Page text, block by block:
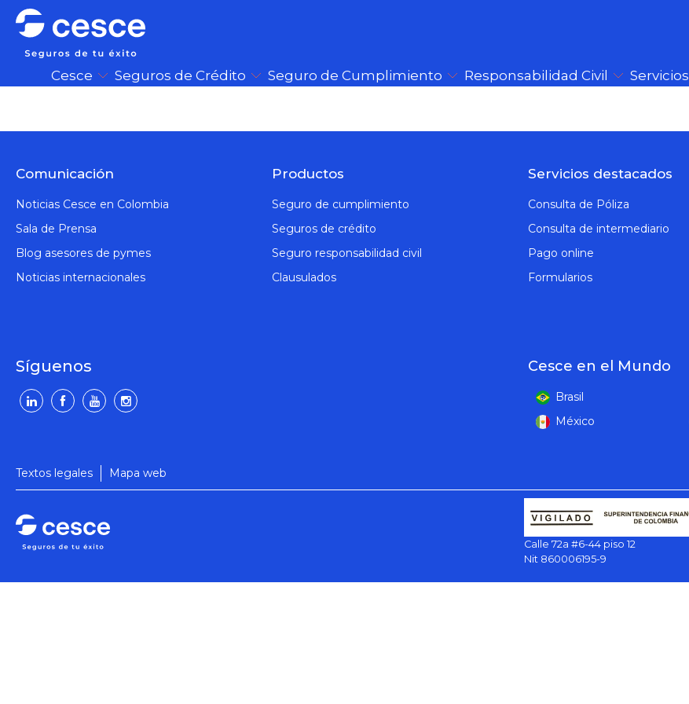
Cesce Seguros de Crédito Seguro de Cumplimiento Responsabilidad Civil Servicios
Comunicación
Noticias Cesce en Colombia
Sala de Prensa
Blog asesores de pymes
Noticias internacionales
Productos
Seguro de cumplimiento
Seguros de crédito
Seguro responsabilidad civil
Clausulados
Servicios destacados
Consulta de Póliza
Consulta de intermediario
Pago online
Formularios
Síguenos Cesce en el Mundo
Brasil
México
Textos legales Mapa web
Calle 72a #6-44 piso 12
Nit 860006195-9